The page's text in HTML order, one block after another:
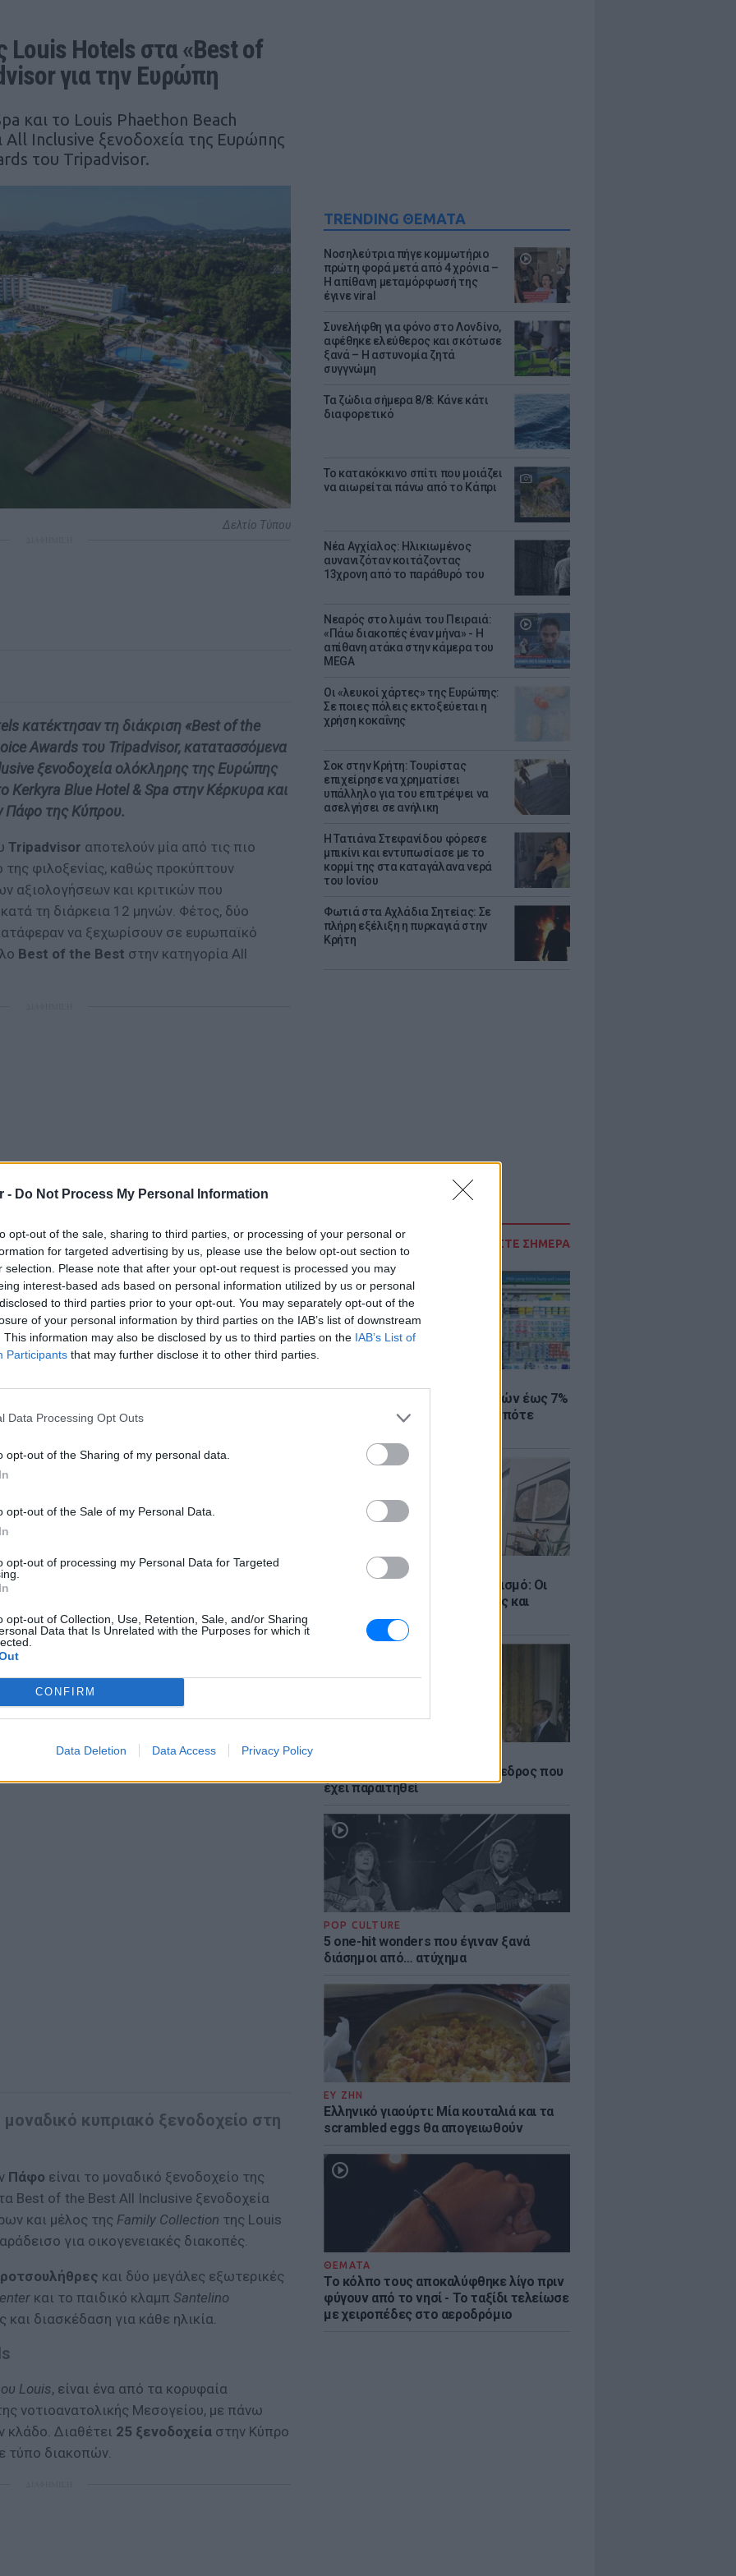
- Do Not Process My Personal Information
opt-out of the sale, sharing to third parties, or processing of your personal or
for targeted advertising by us, please use the below opt-out section to
selection. Please note that after your opt-out request is processed you may
interest-based ads based on personal information utilized by us or personal
to third parties prior to your opt-out. You may separately opt-out of the
of your personal information by third parties on the IAB’s list of downstream
This information may also be disclosed by us to third parties on the IAB’s List of
Participants that may further disclose it to other third parties.
Data Processing Opt Outs
opt-out of the Sharing of my personal data.
opt-out of the Sale of my Personal Data.
opt-out of processing my Personal Data for Targeted
opt-out of Collection, Use, Retention, Sale, and/or Sharing
Data that Is Unrelated with the Purposes for which it
CONFIRM
Data Deletion Data Access Privacy Policy
TRENDING ΘΕΜΑΤΑ
Νοσηλεύτρια πήγε κομμωτήριο
πρώτη φορά μετά από 4 χρόνια –
Η απίθανη μεταμόρφωσή της
έγινε viral
Συνελήφθη για φόνο στο Λονδίνο,
αφέθηκε ελεύθερος και σκότωσε
ξανά – Η αστυνομία ζητά
συγγνώμη
Τα ζώδια σήμερα 8/8: Κάνε κάτι
διαφορετικό
Το κατακόκκινο σπίτι που μοιάζει
να αιωρείται πάνω από το Κάπρι
Νέα Αγχίαλος: Ηλικιωμένος
αυνανιζόταν κοιτάζοντας
13χρονη από το παράθυρό του
Νεαρός στο λιμάνι του Πειραιά:
«Πάω διακοπές έναν μήνα» - Η
απίθανη ατάκα στην κάμερα του
MEGA
Οι «λευκοί χάρτες» της Ευρώπης:
Σε ποιες πόλεις εκτοξεύεται η
χρήση κοκαΐνης
Σοκ στην Κρήτη: Τουρίστας
επιχείρησε να χρηματίσει
υπάλληλο για του επιτρέψει να
ασελγήσει σε ανήλικη
Η Τατιάνα Στεφανίδου φόρεσε
μπικίνι και εντυπωσίασε με το
κορμί της στα καταγάλανα νερά
του Ιονίου
Φωτιά στα Αχλάδια Σητείας: Σε
πλήρη εξέλιξη η πυρκαγιά στην
Κρήτη
ΔΙΑΒΑΣΤΕ ΣΗΜΕΡΑ
Σούπερ μάρκετ: Μειώσεις τιμών έως 7%
σε πάνω από 1.000 προϊόντα, πότε
ΕΙΔΗΣΕΙΣ
Νέο χωροταξικό για τον τουρισμό: Οι
αλλαγές σε Airbnb, επενδύσεις και
Ο μοναδικός Αμερικανός πρόεδρος που
έχει παραιτηθεί
POP CULTURE
5 one-hit wonders που έγιναν ξανά
διάσημοι από… ατύχημα
ΕΥ ΖΗΝ
Ελληνικό γιαούρτι: Μία κουταλιά και τα
scrambled eggs θα απογειωθούν
ΘΕΜΑΤΑ
Το κόλπο τους αποκαλύφθηκε λίγο πριν
φύγουν από το νησί - Το ταξίδι τελείωσε
με χειροπέδες στο αεροδρόμιο
Louis Hotels στα «Best of
για την Ευρώπη
και το Louis Phaethon Beach
Inclusive ξενοδοχεία της Ευρώπης
του Tripadvisor.
Δελτίο Τύπου
κατέκτησαν τη διάκριση «Best of the
Awards του Tripadvisor, κατατασσόμενα
ξενοδοχεία ολόκληρης της Ευρώπης
Kerkyra Blue Hotel & Spa στην Κέρκυρα και
Πάφο της Κύπρου.
Tripadvisor αποτελούν μία από τις πιο
της φιλοξενίας, καθώς προκύπτουν
αξιολογήσεων και κριτικών που
τη διάρκεια 12 μηνών. Φέτος, δύο
να ξεχωρίσουν σε ευρωπαϊκό
Best of the Best στην κατηγορία All
τη δέσμευση του ομίλου στην παροχή
με τους ίδιους τους ταξιδιώτες
9η θέση στην Ευρώπη
τουElegant Collectionτης Louis Hotels,
στα All Inclusive ξενοδοχεία της
επίπεδο. Το πενταστέρο
στα σμαραγδένια νερά της
ζευγάρια που αναζητούν premium All
υπέροχος χώρος σπα και
γαστρονομικά γούστα, ενώ η θέα στο
μέρος της εμπειρίας.
κυπριακό ξενοδοχείο στη
Πάφο είναι το μοναδικό ξενοδοχείο της
Best of the Best All Inclusive ξενοδοχεία
και μέλος της Family Collection της Louis
για οικογενειακές διακοπές.
και δύο μεγάλες εξωτερικές
και το παιδικό κλαμπ Santelino
διασκέδαση για κάθε ηλικία.
Louis, είναι ένα από τα κορυφαία
νοτιοανατολικής Μεσογείου, με πάνω
κλάδο. Διαθέτει 25 ξενοδοχεία στην Κύπρο
τύπο διακοπών.